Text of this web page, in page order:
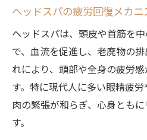
ヘッドスパの疲労回復メカ
ヘッドスパは、頭皮や首筋を
で、血流を促進し、老廃物の
れにより、頭部や全身の疲労
す。特に現代人に多い眼精疲
肉の緊張が和らぎ、心身とも
す。